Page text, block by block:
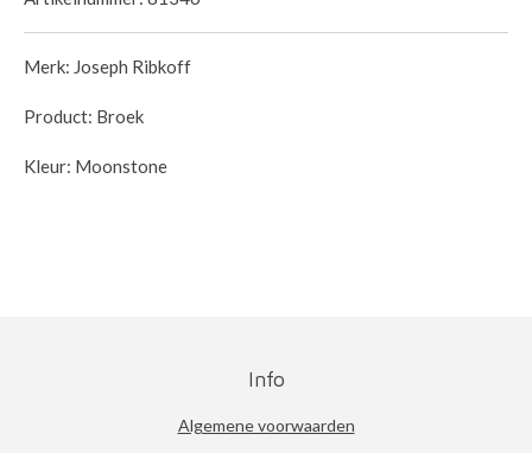
Merk: Joseph Ribkoff
Product: Broek
Kleur: Moonstone
Info
Algemene voorwaarden